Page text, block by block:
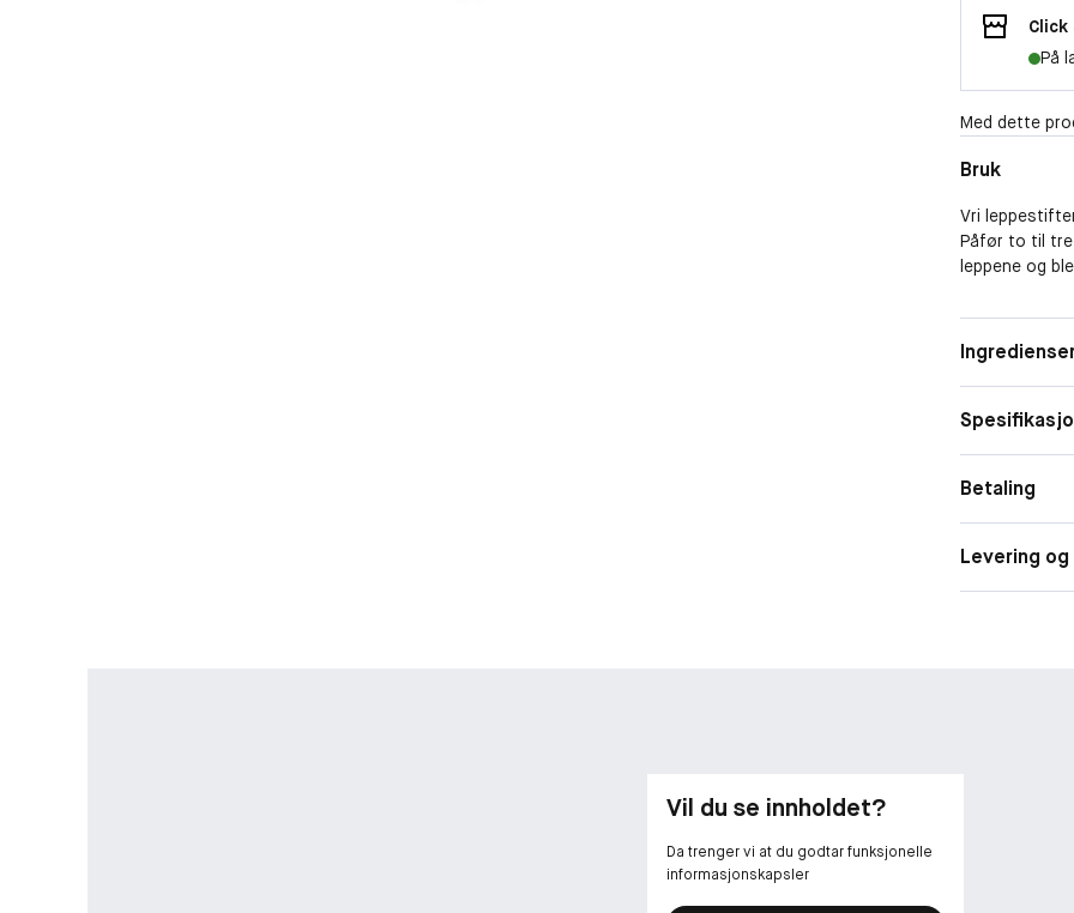
På
Med dette
Bruk
Vri
Påfør to til tre
leppene og
Betaling
Levering
Vil du se innholdet?
Da trenger vi at du godtar funksjonelle
informasjonskapsler